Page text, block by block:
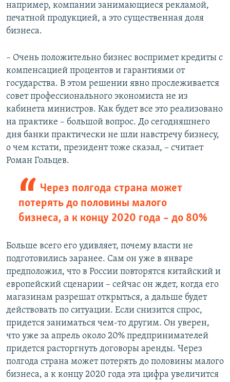
например, компании занимающиеся рекламой,
печатной продукцией, а это существенная доля
бизнеса.
– Очень положительно бизнес воспримет кредиты с
компенсацией процентов и гарантиями от
государства. В этом решении явно прослеживается
совет профессионального экономиста не из
кабинета министров. Как будет все это реализовано
на практике – большой вопрос. До сегодняшнего
дня банки практически не шли навстречу бизнесу,
о чем кстати, президент тоже сказал, – считает
Роман Гольцев.
Через полгода страна может
потерять до половины малого
бизнеса, а к концу 2020 года – до 80%
Больше всего его удивляет, почему власти не
подготовились заранее. Сам он уже в январе
предположил, что в России повторятся китайский и
европейский сценарии – сейчас он ждет, когда его
магазинам разрешат открыться, а дальше будет
действовать по ситуации. Если снизится спрос,
придется заниматься чем-то другим. Он уверен,
что уже за апрель около 20% предпринимателей
придется расторгнуть договоры аренды. Через
полгода страна может потерять до половины малого
бизнеса, а к концу 2020 года эта цифра увеличится